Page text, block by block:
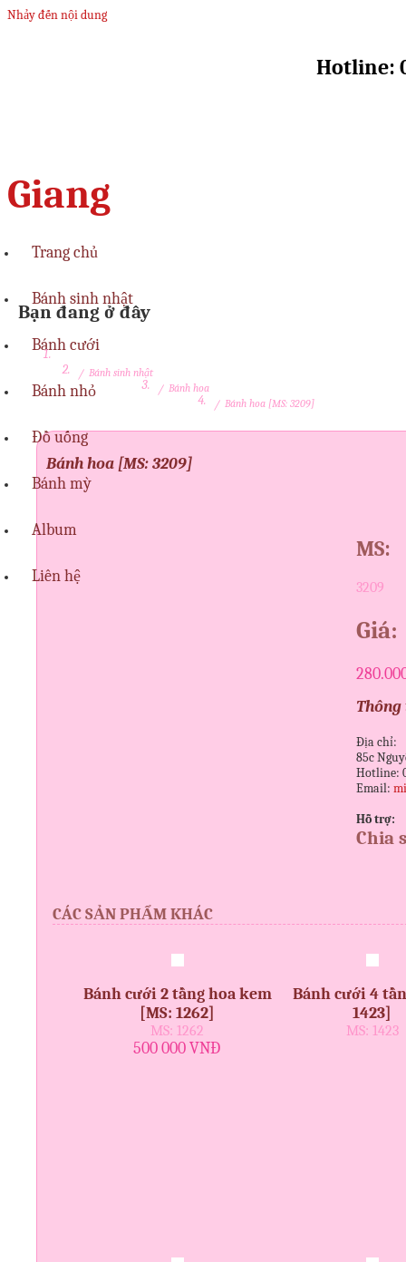
Nhảy đến nội dung
Hotline:
Giang
Trang chủ
Bánh sinh nhật
Bánh cưới
Bánh nhỏ
Đồ uống
Bánh mỳ
Album
Liên hệ
Bạn đang ở đây
/ Bánh sinh nhật
/ Bánh hoa
/ Bánh hoa [MS: 3209]
Bánh hoa [MS: 3209]
MS:
3209
Giá:
Thông
Địa chỉ:
85c
Hotline:
Email:
Hỗ trợ:
Chia
CÁC SẢN PHẨM KHÁC
Bánh cưới 2 tầng hoa kem
[MS: 1262]
MS: 1262
500 000 VNĐ
Bánh cưới 4
1423]
MS: 1423